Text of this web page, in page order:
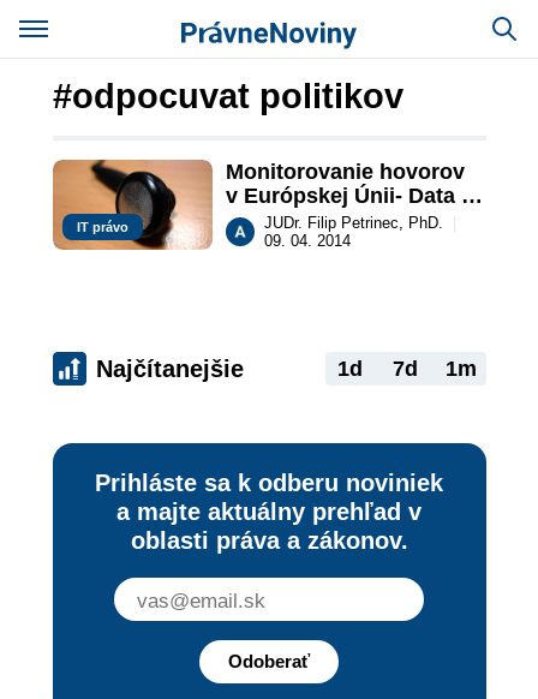
#odpocuvat politikov
IT právo
Monitorovanie hovorov
v Európskej Únii- Data
retention (epizóda 2)
JUDr. Filip Petrinec, PhD.
09. 04. 2014
Najčítanejšie 1d 7d 1m
Prihláste sa k odberu noviniek
a majte aktuálny prehľad v
oblasti práva a zákonov.
Odoberať